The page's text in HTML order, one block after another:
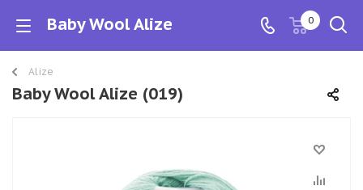
Baby Wool Alize 0
Alize
Baby Wool Alize (019)